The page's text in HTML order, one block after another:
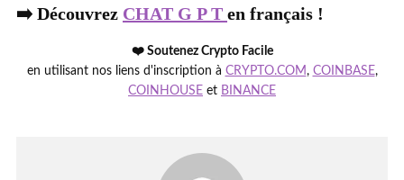
➡️ Découvrez CHAT G P T en français !
❤️ Soutenez Crypto Facile
en utilisant nos liens d'inscription à CRYPTO.COM, COINBASE,
COINHOUSE et BINANCE